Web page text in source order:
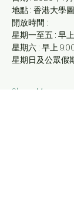
地點 : 香港大學
開放時間 :
星期一至五 : 早
星期六 : 早上
星期日及公眾假
Show More